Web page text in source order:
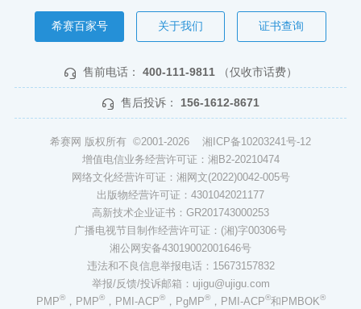
希赛百家号 关于我们 证书查询
售前电话： 400-111-9811 （仅收市话费）
售后投诉： 156-1612-8671
希赛网 版权所有 ©2001-2026 湘ICP备10203241号-12
增值电信业务经营许可证：湘B2-20210474
网络文化经营许可证：湘网文(2022)0042-005号
出版物经营许可证：4301042021177
高新技术企业证书：GR201743000253
广播电视节目制作经营许可证：(湘)字00306号
湘公网安备43019002001646号
违法和不良信息举报电话：15673157832
举报/反馈/投诉邮箱：ujigu@ujigu.com
PMP®，PMP®，PMI-ACP®，PgMP®，PMI-ACP®和PMBOK®